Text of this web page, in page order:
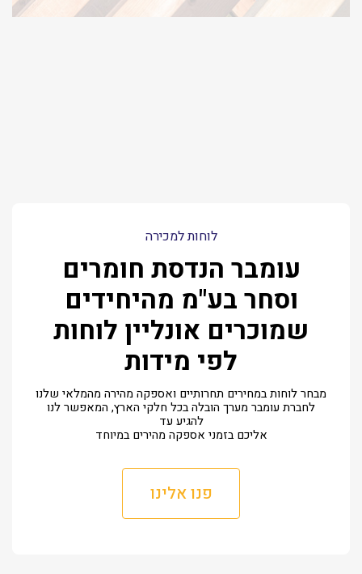
לוחות למכירה
עומבר הנדסת חומרים
וסחר בע"מ מהיחידים
שמוכרים אונליין לוחות
לפי מידות
מבחר לוחות במחירים תחרותיים ואספקה מהירה מהמלאי שלנו
לחברת עומבר מערך הובלה בכל חלקי הארץ, המאפשר לנו
להגיע עד
אליכם בזמני אספקה מהירים במיוחד
פנו אלינו